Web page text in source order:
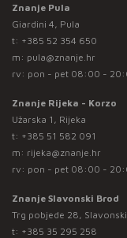
Znanje Pula
Giardini 4, Pula
t: +385 52 354 650
m: pula@znanje.hr
rv: pon - pet 08:00 -
Znanje Rijeka - Korzo
Užarska 1, Rijeka
t: +385 51 582 091
m: rijeka@znanje.hr
rv: pon - pet 08:00 -
Znanje Slavonski Brod
Trg pobjede 28,
t: +385 35 295 258